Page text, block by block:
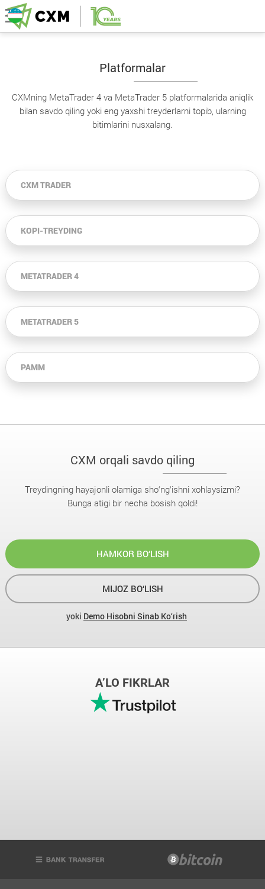
Platformalar
CXMning MetaTrader 4 va MetaTrader 5 platformalarida aniqlik
bilan savdo qiling yoki eng yaxshi treyderlarni topib, ularning
bitimlarini nusxalang.
CXM TRADER
KOPI-TREYDING
METATRADER 4
METATRADER 5
PAMM
CXM orqali savdo qiling
Treydingning hayajonli olamiga sho‘ng‘ishni xohlaysizmi?
Bunga atigi bir necha bosish qoldi!
HAMKOR BO‘LISH
MIJOZ BO‘LISH
yoki Demo Hisobni Sinab Ko‘rish
A’LO FIKRLAR